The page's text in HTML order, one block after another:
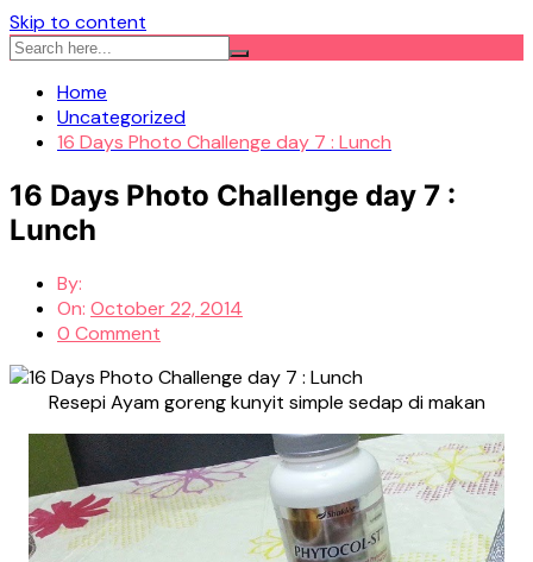
Skip to content
Home
Uncategorized
16 Days Photo Challenge day 7 : Lunch
16 Days Photo Challenge day 7 :
Lunch
By:
On: October 22, 2014
0 Comment
Resepi Ayam goreng kunyit simple sedap di makan